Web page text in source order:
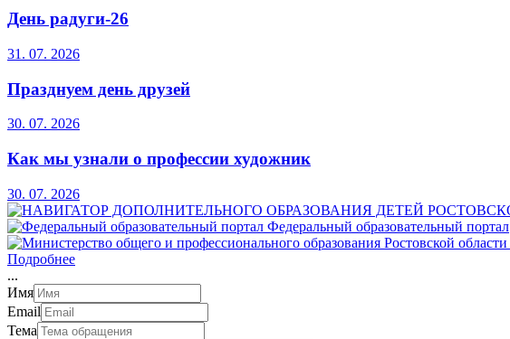
День радуги-26
31. 07. 2026
Празднуем день друзей
30. 07. 2026
Как мы узнали о профессии художник
30. 07. 2026
Федеральный образовательный портал
Подробнее
...
Имя
Email
Тема